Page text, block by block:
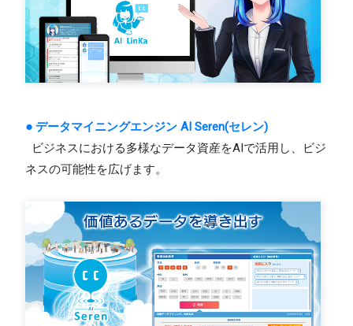
● データマイニングエンジン AI Seren(セレン)
ビジネスにおける多様なデータ資産をAIで活用し、ビジ
ネスの可能性を広げます。